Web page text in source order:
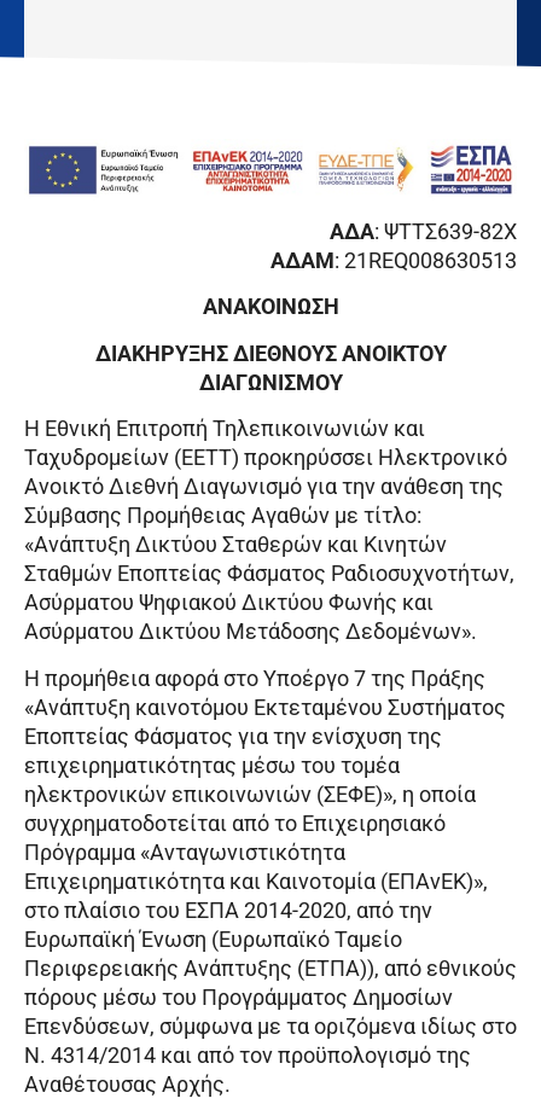
ΑΔΑ: ΨΤΤΣ639-82Χ
ΑΔΑΜ: 21REQ008630513
ΑΝΑΚΟΙΝΩΣΗ
ΔΙΑΚΗΡΥΞΗΣ ΔΙΕΘΝΟΥΣ ΑΝΟΙΚΤΟΥ
ΔΙΑΓΩΝΙΣΜΟΥ
Η Εθνική Επιτροπή Τηλεπικοινωνιών και
Ταχυδρομείων (ΕΕΤΤ) προκηρύσσει Ηλεκτρονικό
Ανοικτό Διεθνή Διαγωνισμό για την ανάθεση της
Σύμβασης Προμήθειας Αγαθών με τίτλο:
«Ανάπτυξη Δικτύου Σταθερών και Κινητών
Σταθμών Εποπτείας Φάσματος Ραδιοσυχνοτήτων,
Ασύρματου Ψηφιακού Δικτύου Φωνής και
Ασύρματου Δικτύου Μετάδοσης Δεδομένων».
Η προμήθεια αφορά στο Υποέργο 7 της Πράξης
«Ανάπτυξη καινοτόμου Εκτεταμένου Συστήματος
Εποπτείας Φάσματος για την ενίσχυση της
επιχειρηματικότητας μέσω του τομέα
ηλεκτρονικών επικοινωνιών (ΣΕΦΕ)», η οποία
συγχρηματοδοτείται από το Επιχειρησιακό
Πρόγραμμα «Ανταγωνιστικότητα
Επιχειρηματικότητα και Καινοτομία (ΕΠΑνΕΚ)»,
στο πλαίσιο του ΕΣΠΑ 2014-2020, από την
Ευρωπαϊκή Ένωση (Ευρωπαϊκό Ταμείο
Περιφερειακής Ανάπτυξης (ΕΤΠΑ)), από εθνικούς
πόρους μέσω του Προγράμματος Δημοσίων
Επενδύσεων, σύμφωνα με τα οριζόμενα ιδίως στο
Ν. 4314/2014 και από τον προϋπολογισμό της
Αναθέτουσας Αρχής.